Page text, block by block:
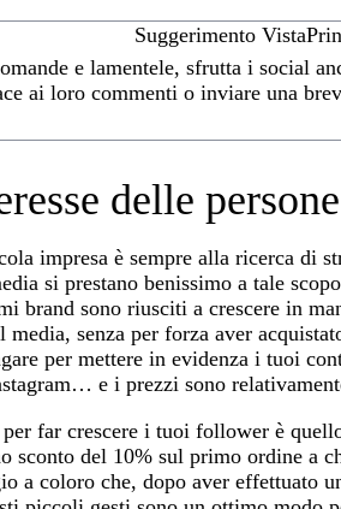
Suggerimento
e lamentele, sfrutta i social
ai loro commenti o inviare una
delle
impresa è sempre alla ricerca di
si prestano benissimo a tale
brand sono riusciti a crescere in
media, senza per forza aver
per mettere in evidenza i tuoi
e i prezzi sono
far crescere i tuoi follower è
sconto del 10% sul primo ordine a
a coloro che, dopo aver effettuato